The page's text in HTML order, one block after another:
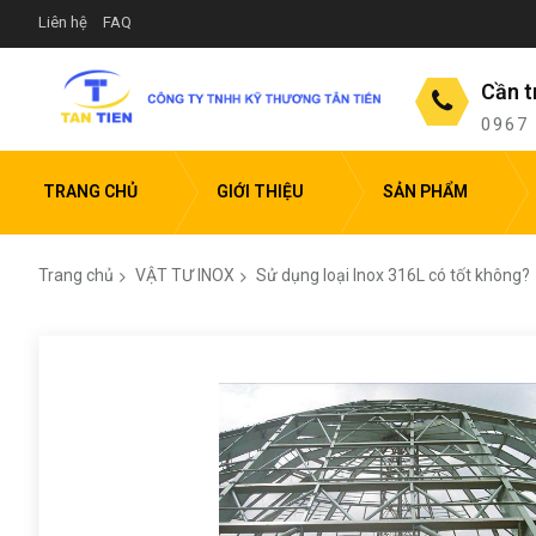
Liên hệ FAQ
Cần
0967
TRANG CHỦ GIỚI THIỆU SẢN PHẨM
Trang chủ VẬT TƯ INOX Sử dụng loại Inox 316L có tốt không?